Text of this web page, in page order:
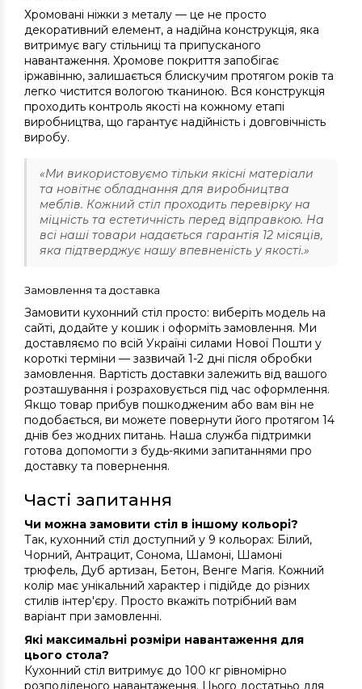
Хромовані ніжки з металу — це не просто
декоративний елемент, а надійна конструкція, яка
витримує вагу стільниці та припусканого
навантаження. Хромове покриття запобігає
іржавінню, залишається блискучим протягом років та
легко чистится вологою тканиною. Вся конструкція
проходить контроль якості на кожному етапі
виробництва, що гарантує надійність і довговічність
виробу.
«Ми використовуємо тільки якісні матеріали
та новітнє обладнання для виробництва
меблів. Кожний стіл проходить перевірку на
міцність та естетичність перед відправкою. На
всі наші товари надається гарантія 12 місяців,
яка підтверджує нашу впевненість у якості.»
Замовлення та доставка
Замовити кухонний стіл просто: виберіть модель на
сайті, додайте у кошик і оформіть замовлення. Ми
доставляємо по всій Україні силами Нової Пошти у
короткі терміни — зазвичай 1-2 дні після обробки
замовлення. Вартість доставки залежить від вашого
розташування і розраховується під час оформлення.
Якщо товар прибув пошкодженим або вам він не
подобається, ви можете повернути його протягом 14
днів без жодних питань. Наша служба підтримки
готова допомогти з будь-якими запитаннями про
доставку та повернення.
Часті запитання
Чи можна замовити стіл в іншому кольорі?
Так, кухонний стіл доступний у 9 кольорах: Білий,
Чорний, Антрацит, Сонома, Шамоні, Шамоні
трюфель, Дуб артизан, Бетон, Венге Магія. Кожний
колір має унікальний характер і підійде до різних
стилів інтер'єру. Просто вкажіть потрібний вам
варіант при замовленні.
Які максимальні розміри навантаження для
цього стола?
Кухонний стіл витримує до 100 кг рівномірно
розподіленого навантаження. Цього достатньо для